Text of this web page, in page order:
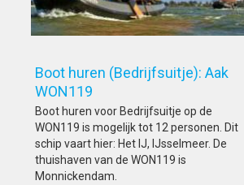
Boot huren (Bedrijfsuitje): Aak
WON119
Boot huren voor Bedrijfsuitje op de
WON119 is mogelijk tot 12 personen. Dit
schip vaart hier: Het IJ, IJsselmeer. De
thuishaven van de WON119 is
Monnickendam.